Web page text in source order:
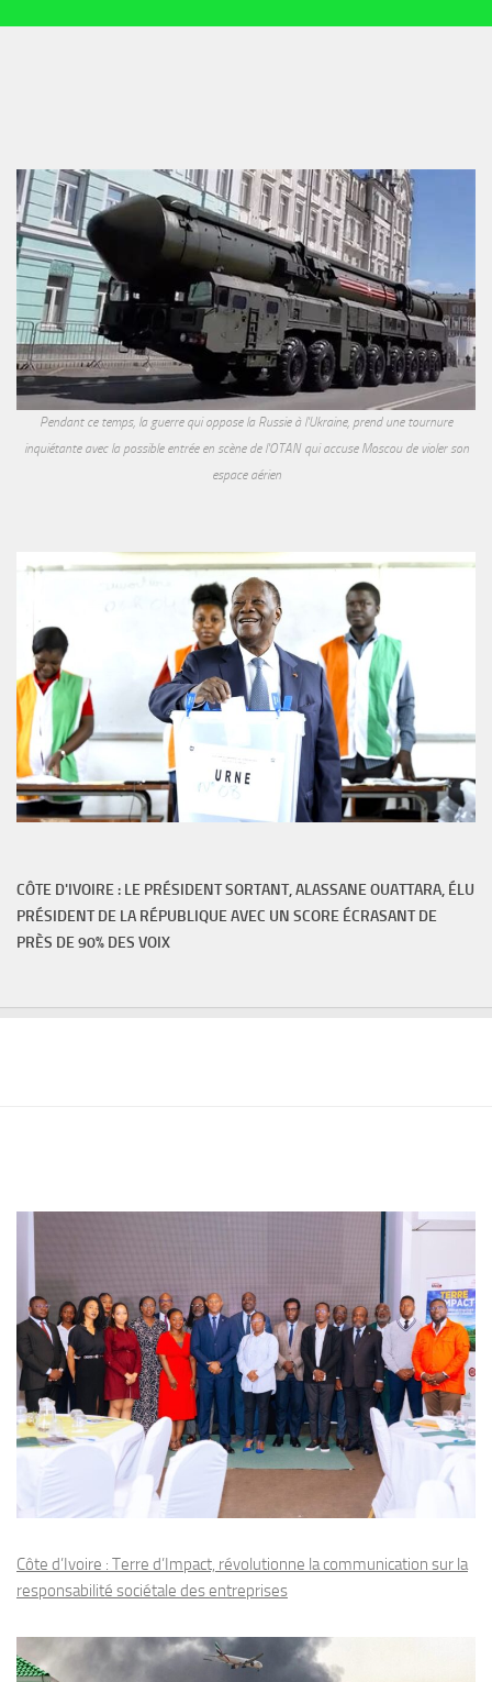
Pendant ce temps, la guerre qui oppose la Russie à l'Ukraine, prend une tournure
inquiétante avec la possible entrée en scène de l'OTAN qui accuse Moscou de violer son
espace aérien
CÔTE D'IVOIRE : LE PRÉSIDENT SORTANT, ALASSANE OUATTARA, ÉLU
PRÉSIDENT DE LA RÉPUBLIQUE AVEC UN SCORE ÉCRASANT DE
PRÈS DE 90% DES VOIX
Côte d’Ivoire : Terre d’Impact, révolutionne la communication sur la
responsabilité sociétale des entreprises